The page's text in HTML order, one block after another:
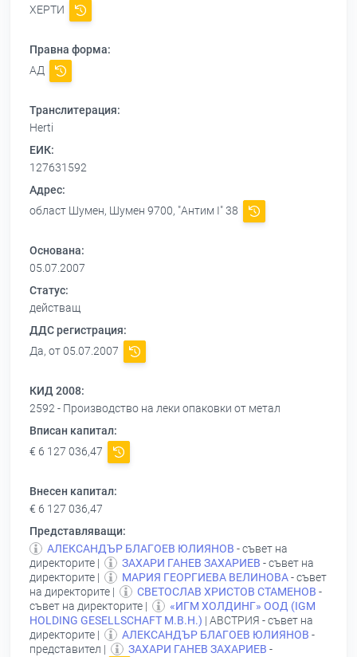
ХЕРТИ
Правна форма:
АД
Транслитерация:
Herti
ЕИК:
127631592
Адрес:
област Шумен, Шумен 9700, "Антим I" 38
Основана:
05.07.2007
Статус:
действащ
ДДС регистрация:
Да, от 05.07.2007
КИД 2008:
2592 - Производство на леки опаковки от метал
Вписан капитал:
€ 6 127 036,47
Внесен капитал:
€ 6 127 036,47
Представляващи:
АЛЕКСАНДЪР БЛАГОЕВ ЮЛИЯНОВ - съвет на
директорите |
ЗАХАРИ ГАНЕВ ЗАХАРИЕВ - съвет на
директорите |
МАРИЯ ГЕОРГИЕВА ВЕЛИНОВА- съвет
на директорите |
СВЕТОСЛАВ ХРИСТОВ СТАМЕНОВ -
съвет на директорите |
«ИГМ ХОЛДИНГ» ООД (IGМ
НOLDING GESELLSCHAFT M.B.Н.) | АВСТРИЯ - съвет на
директорите |
АЛЕКСАНДЪР БЛАГОЕВ ЮЛИЯНОВ -
представител |
ЗАХАРИ ГАНЕВ ЗАХАРИЕВ -